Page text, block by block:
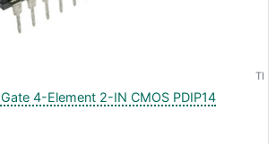
TI
4-Element 2-IN CMOS PDIP14